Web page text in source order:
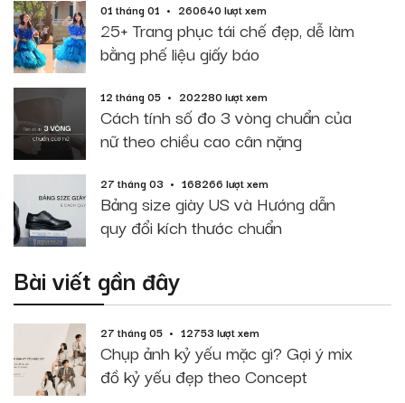
01 tháng 01 260640 lượt xem
25+ Trang phục tái chế đẹp, dễ làm
bằng phế liệu giấy báo
12 tháng 05 202280 lượt xem
Cách tính số đo 3 vòng chuẩn của
nữ theo chiều cao cân nặng
27 tháng 03 168266 lượt xem
Bảng size giày US và Hướng dẫn
quy đổi kích thước chuẩn
Bài viết gần đây
27 tháng 05 12753 lượt xem
Chụp ảnh kỷ yếu mặc gì? Gợi ý mix
đồ kỷ yếu đẹp theo Concept